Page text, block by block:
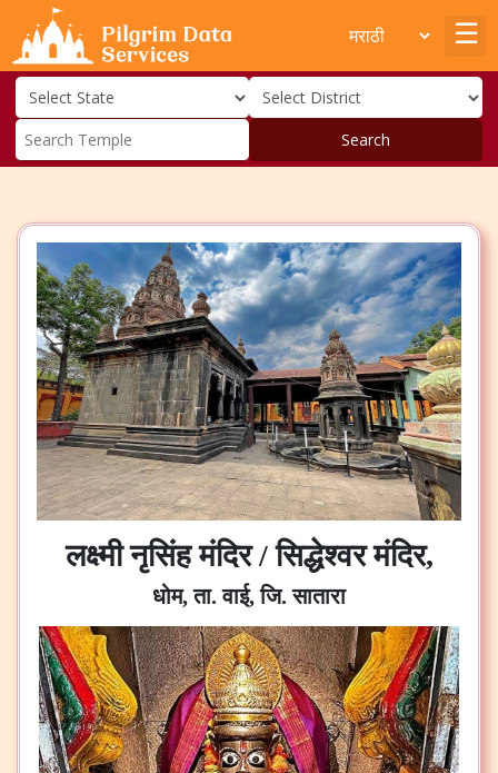
Search
लक्ष्मी नृसिंह मंदिर / सिद्धेश्वर मंदिर,
धोम, ता. वाई, जि. सातारा